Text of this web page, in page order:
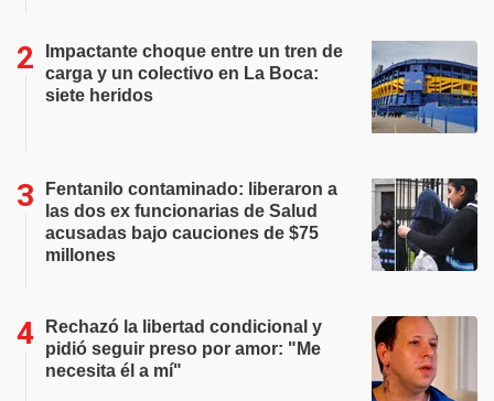
Impactante choque entre un tren de
carga y un colectivo en La Boca:
siete heridos
Fentanilo contaminado: liberaron a
las dos ex funcionarias de Salud
acusadas bajo cauciones de $75
millones
Rechazó la libertad condicional y
pidió seguir preso por amor: "Me
necesita él a mí"